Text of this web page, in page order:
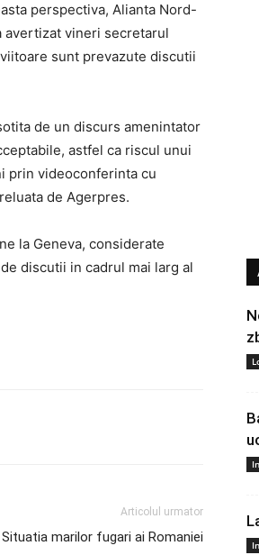
perspectiva, Alianta Nord-
avertizat vineri secretarul
sunt prevazute discutii
de un discurs amenintator
astfel ca riscul unui
prin videoconferinta cu
de Agerpres.
la Geneva, considerate
discutii in cadrul mai larg al
Articolul urmator
Situatia marilor fugari ai Romaniei